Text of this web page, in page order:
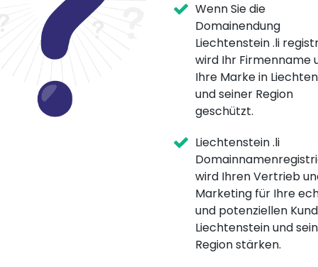
Wenn Sie die
Domainendung
Liechtenstein .li
wird Ihr Firmenname
Ihre Marke in
und seiner Region
geschützt.
Liechtenstein .li
wird Ihren Vertrieb
Marketing für Ihre
und potenziellen
Liechtenstein und
Region stärken.